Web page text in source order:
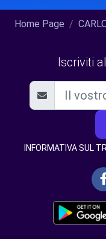
Home Page
Iscriviti
INFORMATIVA SUL